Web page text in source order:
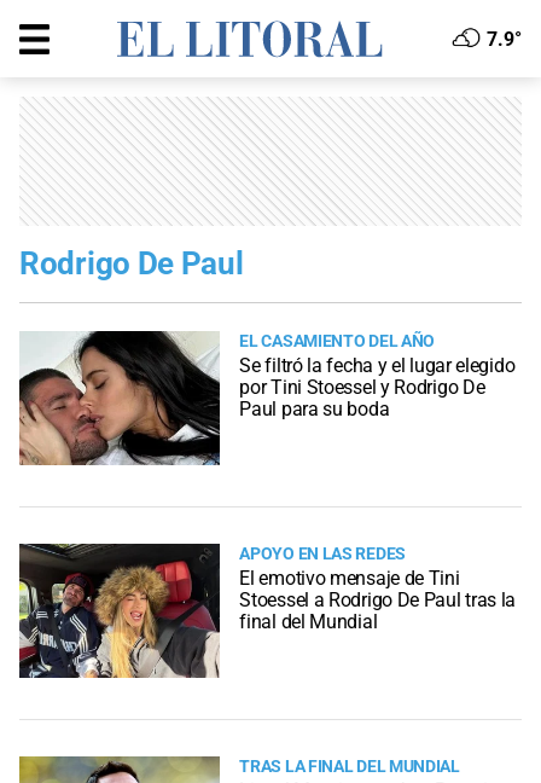
7.9°
Rodrigo De Paul
EL CASAMIENTO DEL AÑO
Se filtró la fecha y el lugar elegido
por Tini Stoessel y Rodrigo De
Paul para su boda
APOYO EN LAS REDES
El emotivo mensaje de Tini
Stoessel a Rodrigo De Paul tras la
final del Mundial
TRAS LA FINAL DEL MUNDIAL